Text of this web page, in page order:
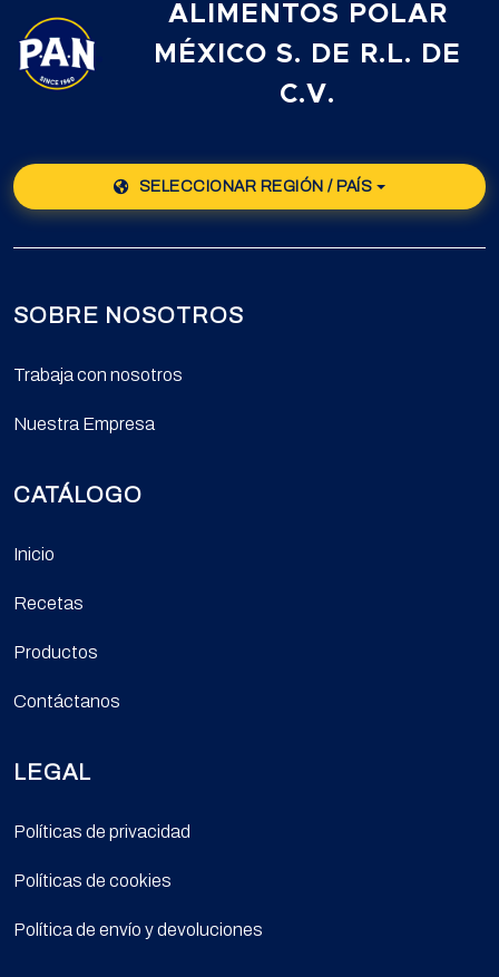
ALIMENTOS POLAR
MÉXICO S. DE R.L. DE
C.V.
SELECCIONAR REGIÓN / PAÍS
SOBRE NOSOTROS
Trabaja con nosotros
Nuestra Empresa
CATÁLOGO
Inicio
Recetas
Productos
Contáctanos
LEGAL
Políticas de privacidad
Políticas de cookies
Política de envío y devoluciones